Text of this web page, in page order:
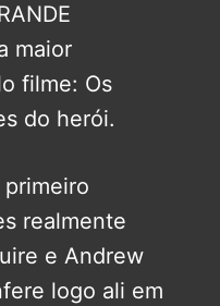
maior
filme: Os
do herói.
realmente
e Andrew
logo ali em